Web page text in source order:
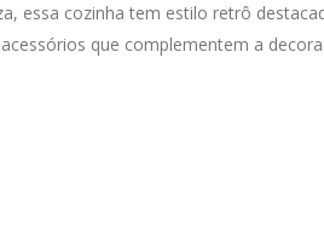
essa cozinha tem estilo retrô
que complementem a